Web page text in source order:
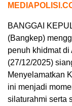
BANGGAI
(Bangkep)
penuh khidmat
(27/12/2025)
Menyelamatkan
ini menjadi
silaturahmi serta